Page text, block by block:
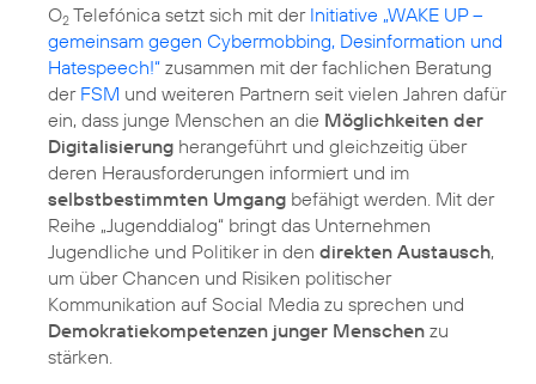
O2 Telefónica setzt sich mit der Initiative „WAKE UP –
gemeinsam gegen Cybermobbing, Desinformation und
Hatespeech!“ zusammen mit der fachlichen Beratung
der FSM und weiteren Partnern seit vielen Jahren dafür
ein, dass junge Menschen an die Möglichkeiten der
Digitalisierung herangeführt und gleichzeitig über
deren Herausforderungen informiert und im
selbstbestimmten Umgang befähigt werden. Mit der
Reihe „Jugenddialog“ bringt das Unternehmen
Jugendliche und Politiker in den direkten Austausch,
um über Chancen und Risiken politischer
Kommunikation auf Social Media zu sprechen und
Demokratiekompetenzen junger Menschen zu
stärken.